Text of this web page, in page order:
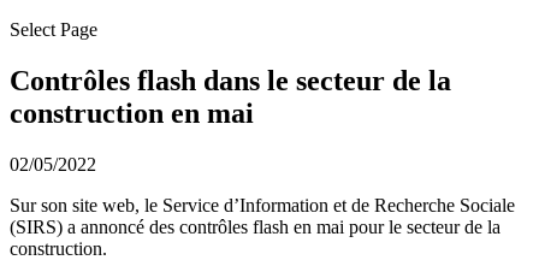
Select Page
Contrôles flash dans le secteur de la
construction en mai
02/05/2022
Sur son site web, le Service d’Information et de Recherche Sociale
(SIRS) a annoncé des contrôles flash en mai pour le secteur de la
construction.